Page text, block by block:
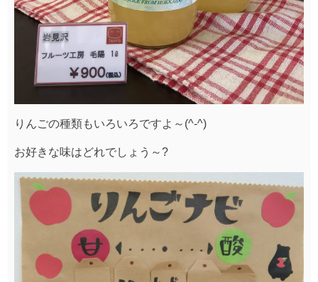
りんごの種類もいろいろですよ～(^-^)
お好きな味はどれでしょう～?